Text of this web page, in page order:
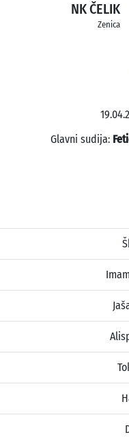
NK ČELIK
Zenica
Glavni sudija: